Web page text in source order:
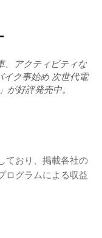
、アクティビティな
イク事始め 次世代電
好評発売中。
ており、掲載各社の
ログラムによる収益